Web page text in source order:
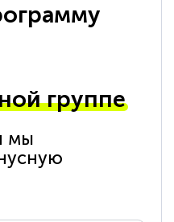
группе
мы